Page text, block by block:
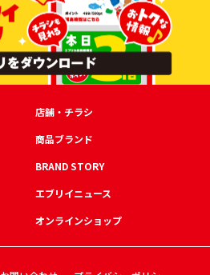
店舗・チラシ
商品ブランド
BRAND STORY
エブリイニュース
オンラインショップ